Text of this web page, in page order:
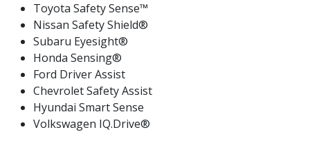
Toyota Safety Sense™
Nissan Safety Shield®
Subaru Eyesight®
Honda Sensing®
Ford Driver Assist
Chevrolet Safety Assist
Hyundai Smart Sense
Volkswagen IQ.Drive®